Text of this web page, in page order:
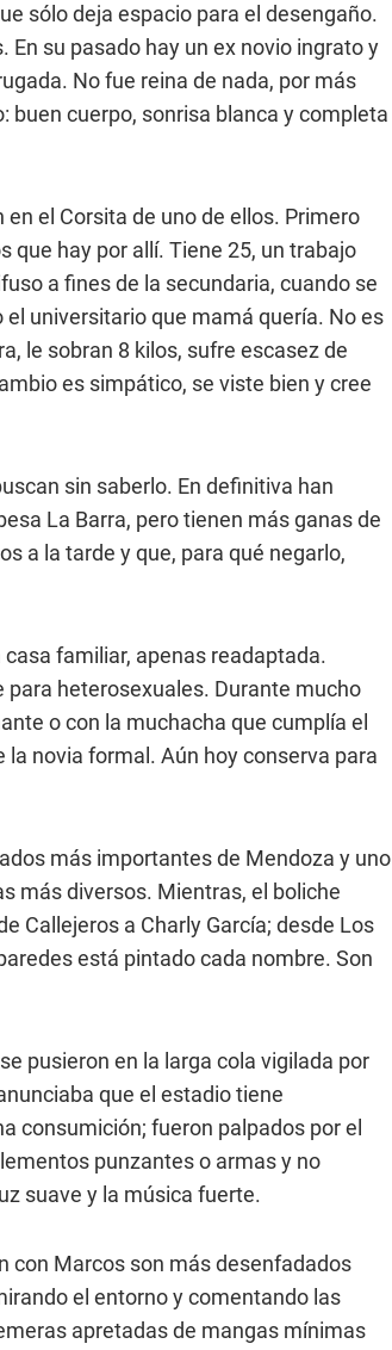
sólo deja espacio para el desengaño.
su pasado hay un ex novio ingrato y
No fue reina de nada, por más
buen cuerpo, sonrisa blanca y completa
el Corsita de uno de ellos. Primero
que hay por allí. Tiene 25, un trabajo
a fines de la secundaria, cuando se
universitario que mamá quería. No es
le sobran 8 kilos, sufre escasez de
es simpático, se viste bien y cree
sin saberlo. En definitiva han
La Barra, pero tienen más ganas de
a la tarde y que, para qué negarlo,
familiar, apenas readaptada.
para heterosexuales. Durante mucho
o con la muchacha que cumplía el
novia formal. Aún hoy conserva para
más importantes de Mendoza y uno
más diversos. Mientras, el boliche
Callejeros a Charly García; desde Los
está pintado cada nombre. Son
pusieron en la larga cola vigilada por
que el estadio tiene
consumición; fueron palpados por el
punzantes o armas y no
suave y la música fuerte.
con Marcos son más desenfadados
el entorno y comentando las
apretadas de mangas mínimas